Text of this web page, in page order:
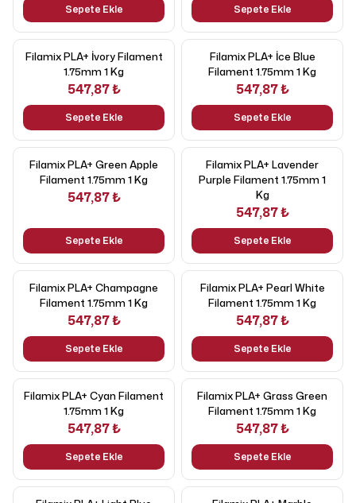
Sepete Ekle Sepete Ekle
Filamix PLA+ İvory Filament
1.75mm 1 Kg
547,87 ₺
Sepete Ekle
Filamix PLA+ İce Blue
Filament 1.75mm 1 Kg
547,87 ₺
Sepete Ekle
Filamix PLA+ Green Apple
Filament 1.75mm 1 Kg
547,87 ₺
Sepete Ekle
Filamix PLA+ Lavender
Purple Filament 1.75mm 1
Kg
547,87 ₺
Sepete Ekle
Filamix PLA+ Champagne
Filament 1.75mm 1 Kg
547,87 ₺
Sepete Ekle
Filamix PLA+ Pearl White
Filament 1.75mm 1 Kg
547,87 ₺
Sepete Ekle
Filamix PLA+ Cyan Filament
1.75mm 1 Kg
547,87 ₺
Sepete Ekle
Filamix PLA+ Grass Green
Filament 1.75mm 1 Kg
547,87 ₺
Sepete Ekle